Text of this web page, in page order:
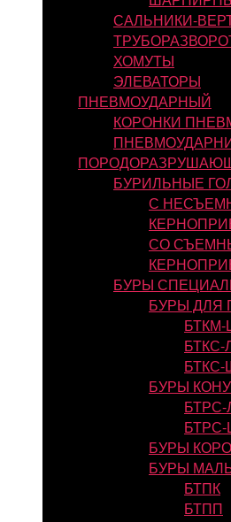
САЛЬНИКИ-
ХОМУТЫ
ЭЛЕВАТОРЫ
ПНЕВМОУДАРНЫЙ
КОРОНКИ
БУРИЛЬНЫЕ
С
СО
БУРЫ
БУРЫ ДЛЯ
БТКС-
БУРЫ
БТРС-
БУРЫ
БУРЫ
БТПК
БТПП